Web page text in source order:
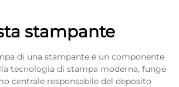
stampante
di una stampante è un componente
tecnologia di stampa moderna, funge
centrale responsabile del deposito